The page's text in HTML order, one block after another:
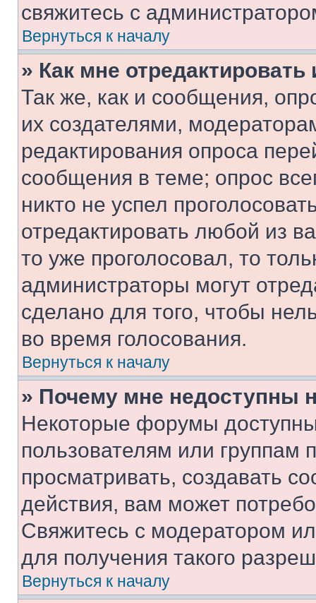
свяжитесь с
Вернуться к началу
» Как мне
Так же, как и сообщения,
их создателями,
редактирования опроса
сообщения в теме; опрос
никто не успел
отредактировать любой из
то уже проголосовал, то
администраторы могут
сделано для того, чтобы
во время голосования.
Вернуться к началу
» Почему мне недоступны
Некоторые форумы
пользователям или группам
просматривать, создавать
действия, вам может
Свяжитесь с модератором
для получения такого
Вернуться к началу